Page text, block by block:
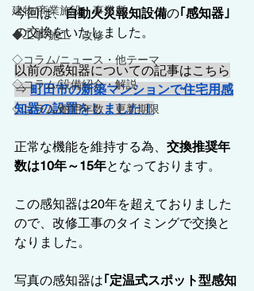
建物/商業施設・事業所
◆工事/施工・改修
◇コラム/ニュース・他テーマ
◇コラム/設備紹介・解説
◇コラム/耐用年数・更新期限
今回は、自動火災報知設備の｢感知器｣
の交換をいたしました。
以前の感知器についての記事はこちら
⇒ 町田市の新築マンションで住宅用感
知器の設置をしました！
正常な機能を維持する為、 交換推奨年
数は10年～15年となっております。
この感知器は20年を超えておりました
ので、改修工事のタイミングで交換と
なりました。
写真の感知器は｢定温式スポット型感知